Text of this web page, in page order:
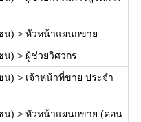
น) > หัวหน้าแผนกขาย
น) > ผู้ช่วยวิศวกร
น) > เจ้าหน้าที่ขาย ประจำ
น) > หัวหน้าแผนกขาย (คอน